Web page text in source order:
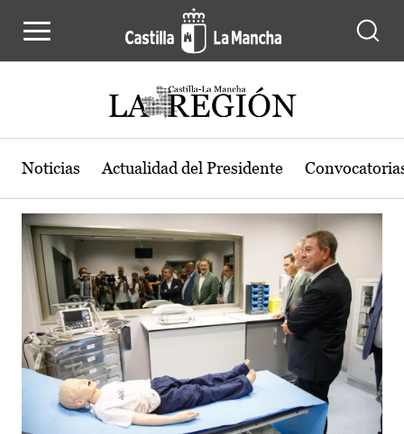
Actualidad de la región de Castilla-
Noticias Actualidad del Presidente